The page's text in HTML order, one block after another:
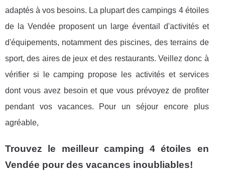
adaptés à vos besoins. La plupart des campings 4 étoiles
de la Vendée proposent un large éventail d'activités et
d'équipements, notamment des piscines, des terrains de
sport, des aires de jeux et des restaurants. Veillez donc à
vérifier si le camping propose les activités et services
dont vous avez besoin et que vous prévoyez de profiter
pendant vos vacances. Pour un séjour encore plus
agréable,
Trouvez le meilleur camping 4 étoiles en
Vendée pour des vacances inoubliables!